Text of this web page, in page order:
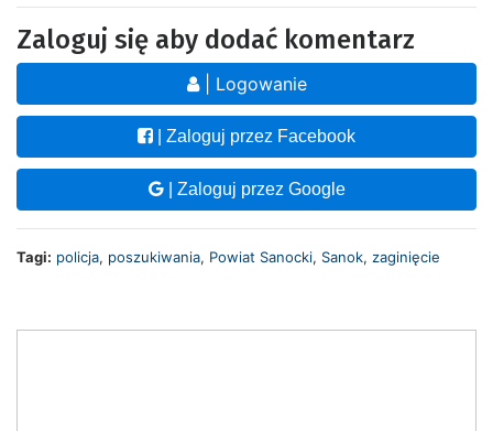
Zaloguj się aby dodać komentarz
| Logowanie
| Zaloguj przez Facebook
| Zaloguj przez Google
Tagi: policja, poszukiwania, Powiat Sanocki, Sanok, zaginięcie